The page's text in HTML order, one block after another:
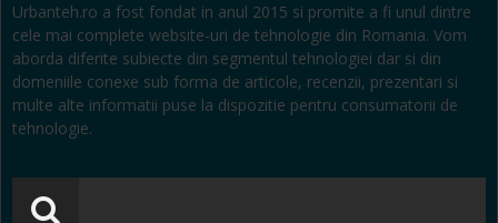
Urbanteh.ro a fost fondat in anul 2015 si promite a fi unul dintre
cele mai complete website-uri de tehnologie din Romania. Vom
aborda diferite subiecte din segmentul tehnologiei dar si din
domeniile conexe sub forma de articole, recenzii, prezentari si
multe alte informatii puse la dispozitie pentru consumatorii de
tehnologie.